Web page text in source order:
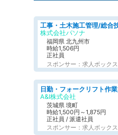
株式会社パソナ
福岡県 北九州市
時給1,506円
正社員
スポンサー：求人ボックス
A&I株式会社
茨城県 境町
時給1,500円～1,875円
正社員 / 派遣社員
スポンサー：求人ボックス